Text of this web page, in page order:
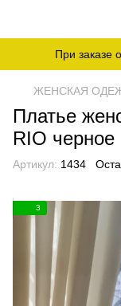
При заказе
ЖЕНСКАЯ
Платье
RIO черное
Артикул: 1434
3